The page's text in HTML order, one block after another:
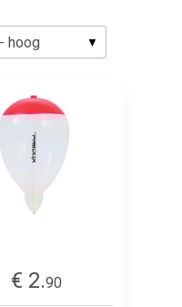
€ 2.90